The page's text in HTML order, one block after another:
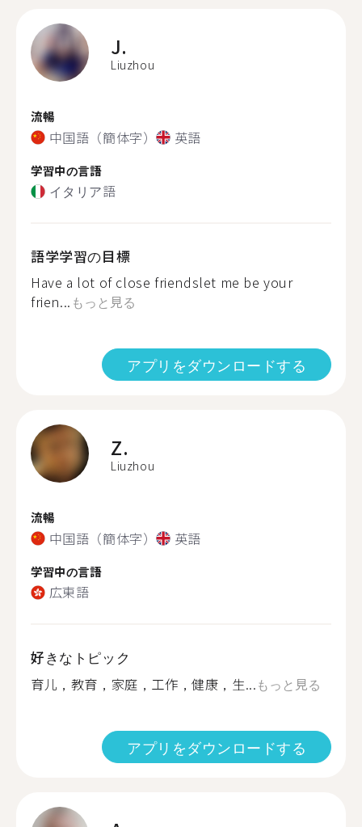
J.
Liuzhou
流暢
中国語（簡体字） 英語
学習中の言語
イタリア語
語学学習の目標
Have a lot of close friendslet me be your
frien... もっと見る
アプリをダウンロードする
Z.
Liuzhou
流暢
中国語（簡体字） 英語
学習中の言語
広東語
好きなトピック
育儿，教育，家庭，工作，健康，生...もっと見る
アプリをダウンロードする